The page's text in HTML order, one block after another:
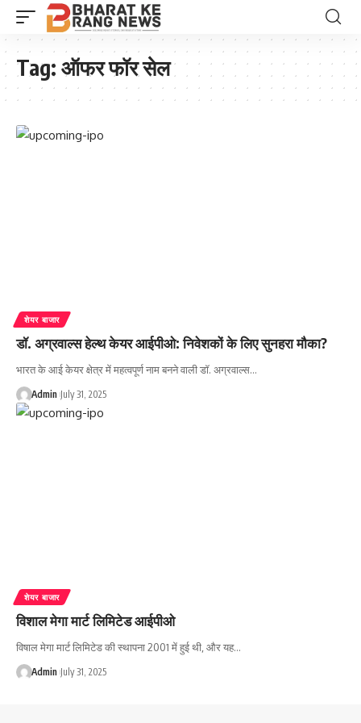
Tag: ऑफर फॉर सेल
शेयर बाजार
डॉ. अग्रवाल्स हेल्थ केयर आईपीओ: निवेशकों के लिए सुनहरा मौका?
भारत के आई केयर क्षेत्र में महत्वपूर्ण नाम बनने वाली डॉ. अग्रवाल्स…
Admin July 31, 2025
शेयर बाजार
विशाल मेगा मार्ट लिमिटेड आईपीओ
विषाल मेगा मार्ट लिमिटेड की स्थापना 2001 में हुई थी, और यह…
Admin July 31, 2025